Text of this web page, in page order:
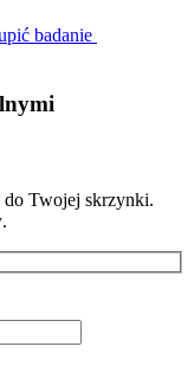
badanie
do Twojej skrzynki.
.